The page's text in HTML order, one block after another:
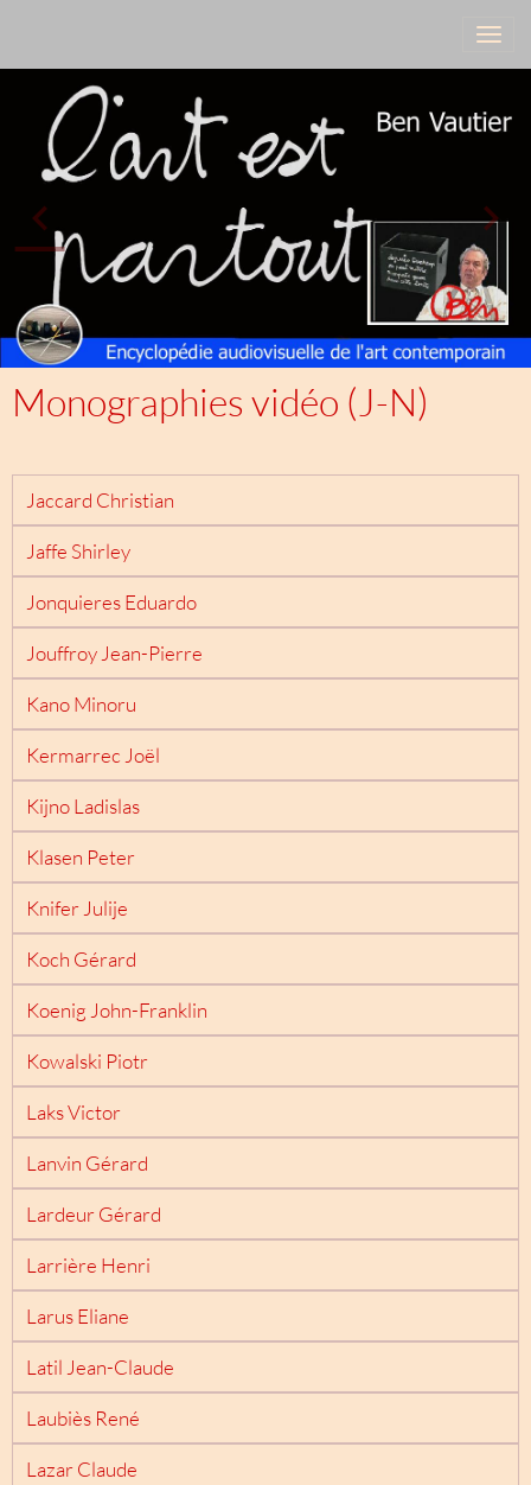
Monographies vidéo (J-N)
Jaccard Christian
Jaffe Shirley
Jonquieres Eduardo
Jouffroy Jean-Pierre
Kano Minoru
Kermarrec Joël
Kijno Ladislas
Klasen Peter
Knifer Julije
Koch Gérard
Koenig John-Franklin
Kowalski Piotr
Laks Victor
Lanvin Gérard
Lardeur Gérard
Larrière Henri
Larus Eliane
Latil Jean-Claude
Laubiès René
Lazar Claude